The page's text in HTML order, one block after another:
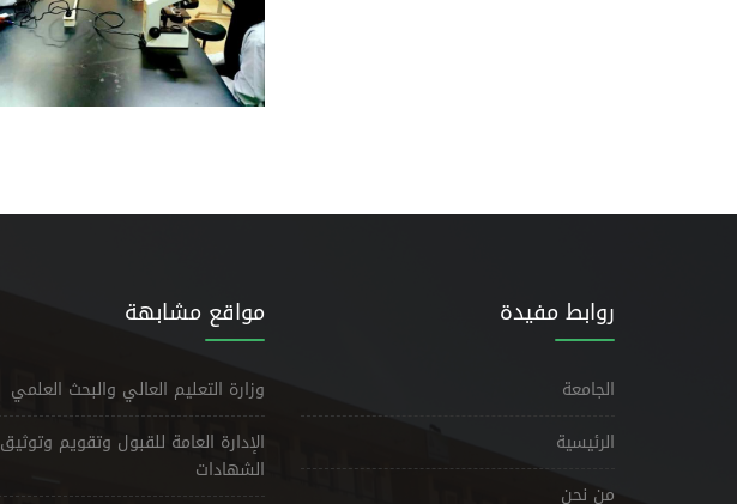
روابط مفيدة
الجامعة
الرئيسية
من نحن
مواقع مشابهة
وزارة التعليم العالي والبحث العلمي
الإدارة العامة للقبول وتقويم وتوثيق
الشهادات